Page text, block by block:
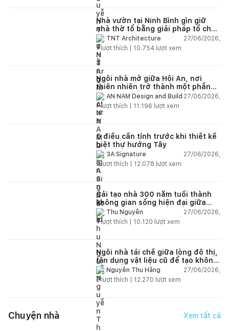
Nhà vườn tại Ninh Bình gìn giữ
nhà thờ tổ bằng giải pháp tổ chức
lại không gian
TNT Architecture
27/06/2026,
1lượt thích | 10.754 lượt xem
Ngôi nhà mở giữa Hội An, nơi
thiên nhiên trở thành một phần
của cuộc sống
AN NAM Design and Build 27/06/2026,
1lượt thích | 11.196 lượt xem
5 điều cần tính trước khi thiết kế
biệt thự hướng Tây
3A Signature
27/06/2026,
2lượt thích | 12.078 lượt xem
Cải tạo nhà 300 năm tuổi thành
không gian sống hiện đại giữa
thiên nhiên
Thu Nguyễn
27/06/2026,
1lượt thích | 10.120 lượt xem
Ngôi nhà tái chế giữa lòng đô thị,
tận dụng vật liệu cũ để tạo không
gian sống linh hoạt
Nguyễn Thu Hằng
27/06/2026,
2lượt thích | 12.270 lượt xem
Chuyện nhà Xem tất cả